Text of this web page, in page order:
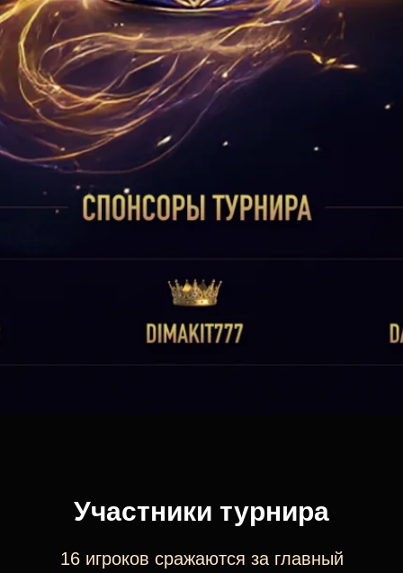
Участники турнира
16 игроков сражаются за главный